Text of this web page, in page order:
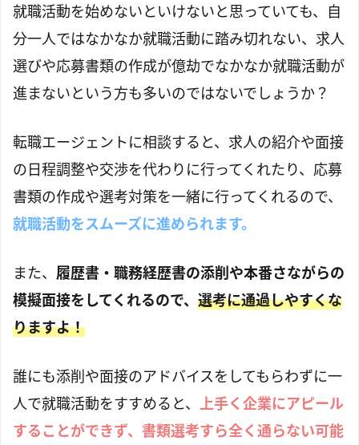
就職活動を始めないといけないと思っていても、自
分一人ではなかなか就職活動に踏み切れない、求人
選びや応募書類の作成が億劫でなかなか就職活動が
進まないという方も多いのではないでしょうか？
転職エージェントに相談すると、求人の紹介や面接
の日程調整や交渉を代わりに行ってくれたり、応募
書類の作成や選考対策を一緒に行ってくれるので、
就職活動をスムーズに進められます。
また、 履歴書・職務経歴書の添削や本番さながらの
模擬面接をしてくれるので、 選考に通過しやすくな
りますよ！
誰にも添削や面接のアドバイスをしてもらわずに一
人で就職活動をすすめると、 上手く企業にアピール
することができず、書類選考すら全く通らない可能